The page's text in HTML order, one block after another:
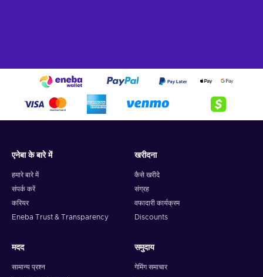
एनेबा के बारे में
हमारे बारे में
संपर्क करें
करियर
Eneba Trust & Transparency
खरीदना
कैसे खरीदे
संग्रह
वफादारी कार्यक्रम
Discounts
मदद
सामान्य प्रश्न
समुदाय
गेमिंग समाचार